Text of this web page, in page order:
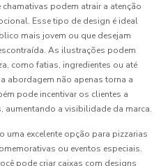
podem atrair a atenção
Esse tipo de design é ideal
mais jovem ou que desejam
As ilustrações podem
como fatias, ingredientes ou até
abordagem não apenas torna a
pode incentivar os clientes a
a visibilidade da marca.
uma excelente opção para pizzarias
ou eventos especiais.
pode criar caixas com designs